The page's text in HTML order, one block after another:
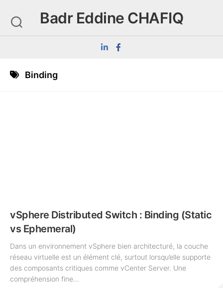
content
Badr Eddine CHAFIQ
Binding
vSphere Distributed Switch : Binding (Static
vs Ephemeral)
Dans un environnement vSphere bien architecturé, la couche
réseau virtuelle est un élément clé, surtout lorsqu’elle supporte
des composants critiques comme vCenter Server. Une
compréhension fine...